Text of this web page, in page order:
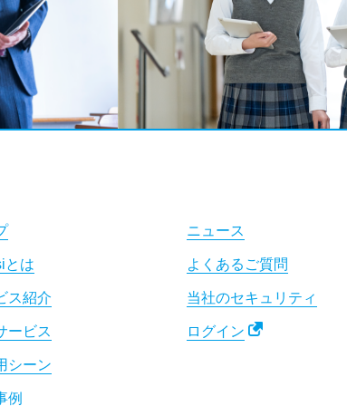
とは
ス紹介
ービス
シーン
例
ニュース
よくあるご質問
当社のセキュリティ
ログイン